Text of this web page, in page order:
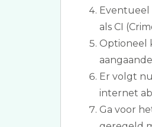
Eventueel
als CI
Optioneel
Er volgt
internet
Ga voor